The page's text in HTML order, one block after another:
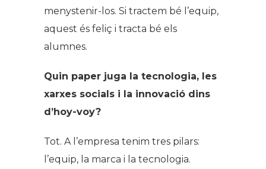
menystenir-los. Si tractem bé l’equip,
aquest és feliç i tracta bé els
alumnes.
Quin paper juga la tecnologia, les
xarxes socials i la innovació dins
d’hoy-voy?
Tot. A l’empresa tenim tres pilars:
l’equip, la marca i la tecnologia.